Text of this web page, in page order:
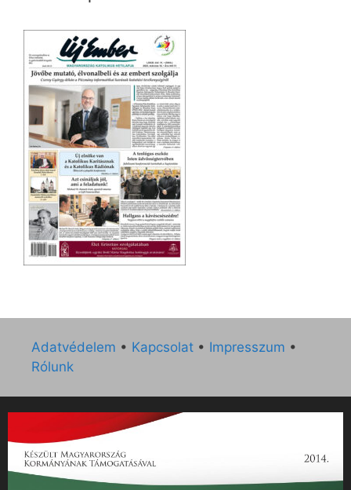
Adatvédelem • Kapcsolat • Impresszum •
Rólunk